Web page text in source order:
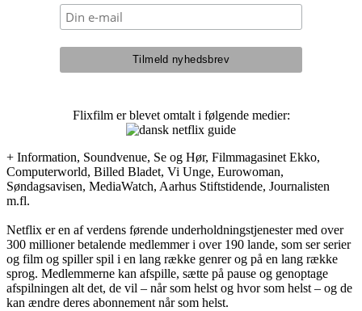
Flixfilm er blevet omtalt i følgende medier:
+ Information, Soundvenue, Se og Hør, Filmmagasinet Ekko,
Computerworld, Billed Bladet, Vi Unge, Eurowoman,
Søndagsavisen, MediaWatch, Aarhus Stiftstidende, Journalisten
m.fl.
Netflix er en af verdens førende underholdningstjenester med over
300 millioner betalende medlemmer i over 190 lande, som ser serier
og film og spiller spil i en lang række genrer og på en lang række
sprog. Medlemmerne kan afspille, sætte på pause og genoptage
afspilningen alt det, de vil – når som helst og hvor som helst – og de
kan ændre deres abonnement når som helst.